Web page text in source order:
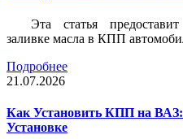
Эта статья
заливке масла в КПП
Подробнее
21.07.2026
Как Установить КПП на ВАЗ:
Установке